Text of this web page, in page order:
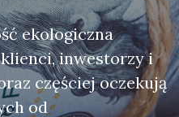
ekologiczna
klienci, inwestorzy i
częściej oczekują
od